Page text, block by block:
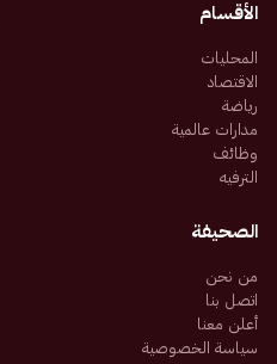
الأقسام
المحليات
الاقتصاد
رياضة
مدارات عالمية
وظائف
الترفيه
الصحيفة
من نحن
اتصل بنا
أعلن معنا
سياسة الخصوصية